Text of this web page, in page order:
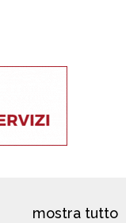
mostra tutto